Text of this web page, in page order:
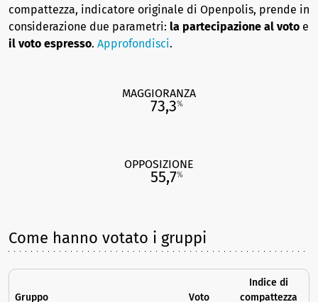
compattezza, indicatore originale di Openpolis, prende in
considerazione due parametri: la partecipazione al voto e
il voto espresso. Approfondisci.
MAGGIORANZA
73,3%
OPPOSIZIONE
55,7%
Come hanno votato i gruppi
Gruppo Voto
Indice di
compattezza